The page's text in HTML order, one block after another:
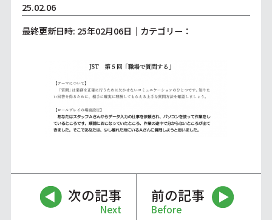
25.02.06
最終更新日時: 25年02月06日｜カテゴリー：
次の記事
Next
前の記事
Before